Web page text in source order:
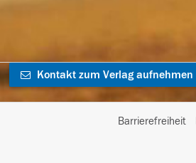
Kontakt zum Verlag aufnehmen
Barrierefreiheit